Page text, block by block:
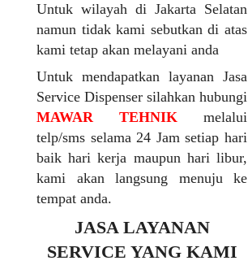
Untuk wilayah di Jakarta Selatan
namun tidak kami sebutkan di atas
kami tetap akan melayani anda
Untuk mendapatkan layanan Jasa
Service Dispenser silahkan hubungi
MAWAR TEHNIK melalui
telp/sms selama 24 Jam setiap hari
baik hari kerja maupun hari libur,
kami akan langsung menuju ke
tempat anda.
JASA LAYANAN
SERVICE YANG KAMI